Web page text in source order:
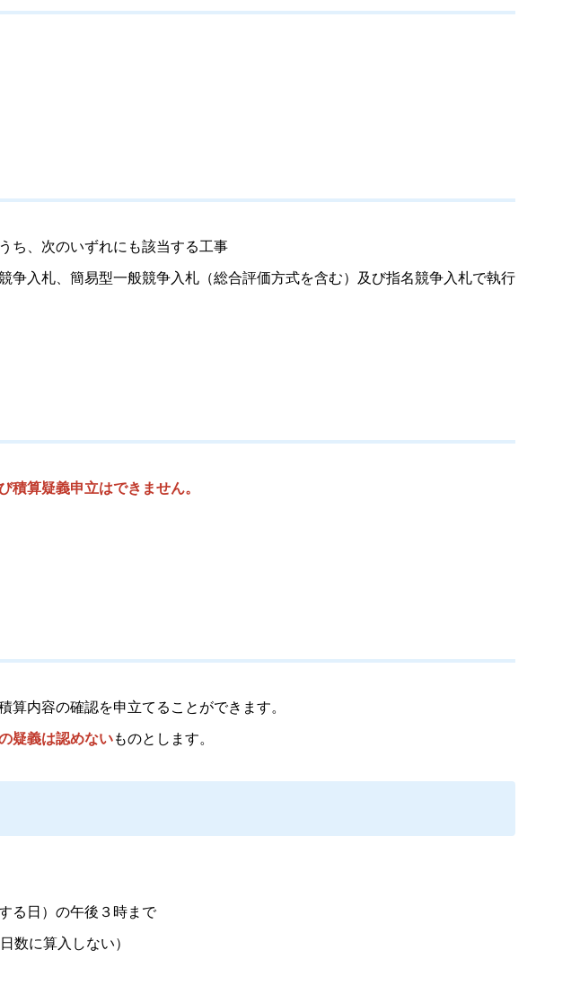
ち、次のいずれにも該当する工事
争入札、簡易型一般競争入札（総合評価方式を含む）及び指名競争入札で執行
算疑義申立はできません。
内容の確認を申立てることができます。
疑義は認めないものとします。
る日）の午後３時まで
数に算入しない）